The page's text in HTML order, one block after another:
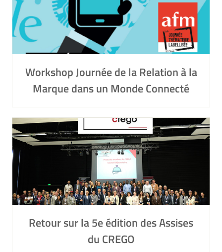
Workshop Journée de la Relation à la
Marque dans un Monde Connecté
Retour sur la 5e édition des Assises
du CREGO